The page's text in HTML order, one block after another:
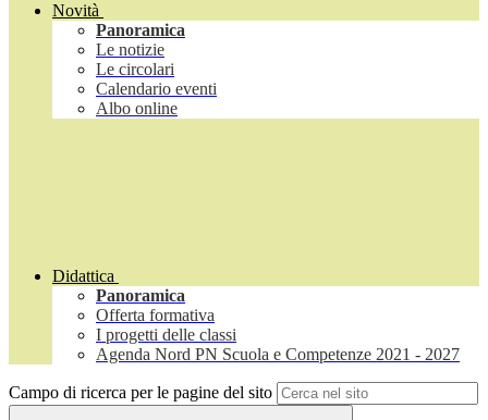
Novità
Panoramica
Le notizie
Le circolari
Calendario eventi
Albo online
Didattica
Panoramica
Offerta formativa
I progetti delle classi
Agenda Nord PN Scuola e Competenze 2021 - 2027
Campo di ricerca per le pagine del sito